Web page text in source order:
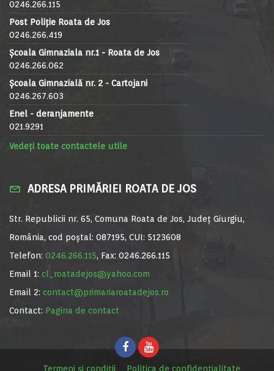
0246.266.115
Post Poliție Roata de Jos
0246.266.419
Școala Gimnaziala nr.1 - Roata de Jos
0246.266.062
Școala Gimnazială nr. 2 - Cartojani
0246.267.603
Enel - deranjamente
021.9291
Vedeți toate contactele utile
ADRESA PRIMĂRIEI ROATA DE JOS
Str. Republicii nr. 65, Comuna Roata de Jos, Județ Giurgiu,
România, cod poștal: 087195, CUI: 5123608
Telefon: 0246.266.115, Fax: 0246.266.115
Email 1: cl_roatadejos@yahoo.com
Email 2: contact@primariaroatadejos.ro
Contact: Pagina de contact
Termeni și condiții Politica de confidențialitate